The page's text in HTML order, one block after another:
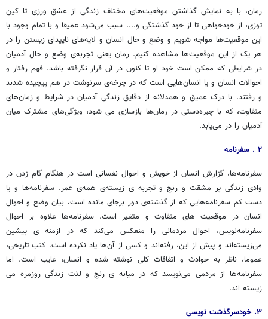
رمان، با به نمایش گذاشتن موقعیت‌های مختلف زندگی از عشق ورزی تا کین
توزی، از خودخواهی تا از خود گذشتگی و.... سبب می‌شود عمیقا و با تمام وجود با
این موقعیت‌ها مواجه شویم و وضع و حال انسان و لایه‌های ناپیدای زیستن را در
هر یک از این موقعیت‌ها مشاهده کنیم. رمان یعنی تجربه‌ی وضع و حال آدمیان
در شرایطی که ممکن است خود او تا کنون در آن قرار نگرفته باشد. فهم رفتار و
احوالات انسان و یا انسان‌هایی است که در چرخه‌ی سرنوشت در هم پیچیده شدند
و رفتند. با درک عمیق و همدلانه از دقایق زندگی آدمیان در شرایط و زمان‌های
متفاوت، که با چیره‌دستی در رمان‌ها بازسازی می شود، ویژگی‌های مشترک میان
آدمیان را در می‌یابد.
۲ . سفرنامه
سفرنامه‌ها، گزارش انسان‌ از خویش و احوال نفسانی است در هنگام گام زدن در
وادی زندگی پر مشقت و رنج و تجربه ی ‌زیسته‌ی همه‌ی عمر. سفرنامه‌ها و یا
دست کم سفرنامه‌هایی که از گذشته‌ی دور برجای مانده است، بیان وضع و احوال
انسان در موقعیت های متفاوت و متغیر است. سفرنامه‌ها علاوه بر احوال
سفرنامه‌نویس، احوال مردمانی را منعکس می‌کند که در ازمنه ی پیشین
می‌زیسته‌اند و پیش از این، رفته‌اند و کسی از آن‌ها یاد نکرده است. کتب تاریخی،
عموما، ناظر به حوادث و اتفاقات کلی نوشته شده و انسان، غایب است. اما
سفرنامه‌ها از مردمی می‌نویسد که در میانه ی رنج و لذت زندگی روزمره می
زیسته اند.
۳. خودسرگذشت نویسی